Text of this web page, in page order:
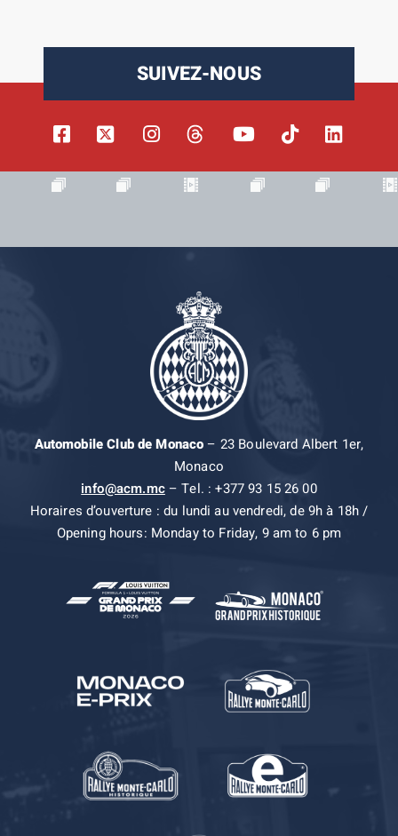
SUIVEZ-NOUS
Automobile Club de Monaco– 23 Boulevard Albert 1er,
Monaco
info@acm.mc– Tel. : +377 93 15 26 00
Horaires d’ouverture : du lundi au vendredi, de 9h à 18h /
Opening hours: Monday to Friday, 9 am to 6 pm